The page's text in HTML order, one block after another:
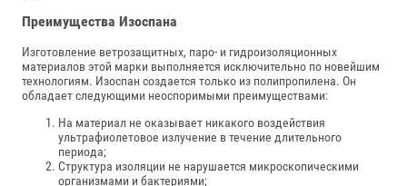
Преимущества Изоспана
Изготовление ветрозащитных, паро- и гидроизоляционных
материалов этой марки выполняется исключительно по новейшим
технологиям. Изоспан создается только из полипропилена. Он
обладает следующими неоспоримыми преимуществами:
На материал не оказывает никакого воздействия
ультрафиолетовое излучение в течение длительного
периода;
Структура изоляции не нарушается микроскопическими
организмами и бактериями;